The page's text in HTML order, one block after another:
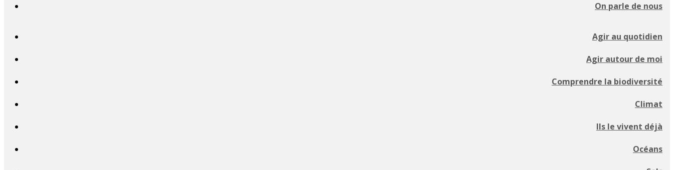
On parle de nous
Agir au quotidien
Agir autour de moi
Comprendre la biodiversité
Climat
Ils le vivent déjà
Océans